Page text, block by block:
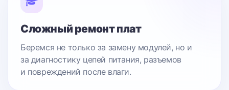
Сложный ремонт плат
Беремся не только за замену модулей, но и
за диагностику цепей питания, разъемов
и повреждений после влаги.